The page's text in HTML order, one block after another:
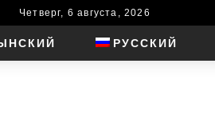
Четверг, 6 августа, 2026
РУССКИЙ